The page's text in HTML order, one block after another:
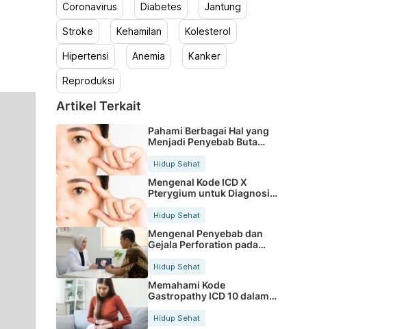
Coronavirus Diabetes Jantung
Stroke Kehamilan Kolesterol
Hipertensi Anemia Kanker
Reproduksi
Artikel Terkait
Pahami Berbagai Hal yang
Menjadi Penyebab Buta
Hidup Sehat
Mengenal Kode ICD X
Pterygium untuk Diagnosis
Hidup Sehat
Mengenal Penyebab dan
Gejala Perforation pada
Tubuh
Hidup Sehat
Memahami Kode
Gastropathy ICD 10 dalam
Rekam Medis Pasien
Hidup Sehat